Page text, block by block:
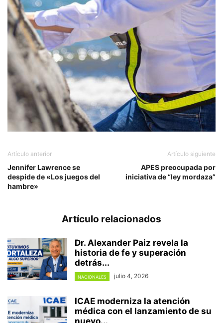
Artículo anterior
Jennifer Lawrence se
despide de «Los juegos del
hambre»
Artículo siguiente
APES preocupada por
iniciativa de “ley mordaza”
Artículo relacionados
Dr. Alexander Paiz revela la
historia de fe y superación
detrás...
NACIONALES julio 4, 2026
ICAE moderniza la atención
médica con el lanzamiento de su
nuevo...